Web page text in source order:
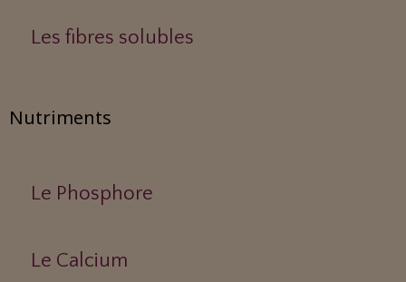
Les fibres solubles
Nutriments
Le Phosphore
Le Calcium